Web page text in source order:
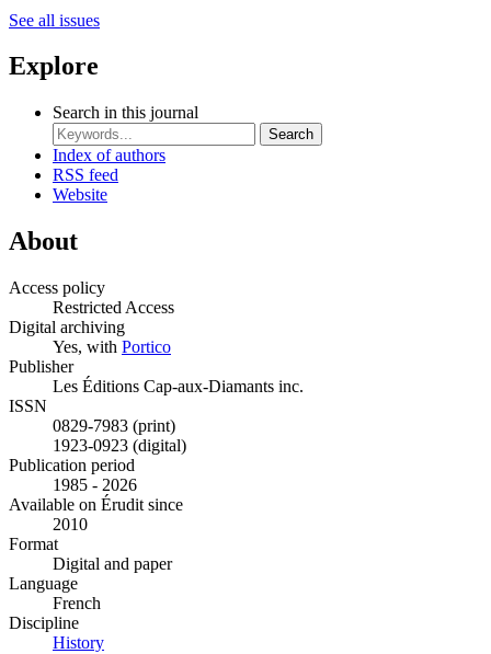
See all issues
Explore
Search in this journal
Search
Index of authors
RSS feed
Website
About
Access policy
Restricted Access
Digital archiving
Yes, with Portico
Publisher
Les Éditions Cap-aux-Diamants inc.
ISSN
0829-7983 (print)
1923-0923 (digital)
Publication period
1985 - 2026
Available on Érudit since
2010
Format
Digital and paper
Language
French
Discipline
History